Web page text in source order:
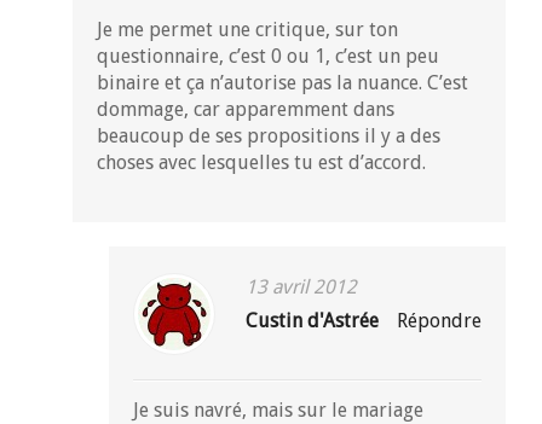
Je me permet une critique, sur ton
questionnaire, c’est 0 ou 1, c’est un peu
binaire et ça n’autorise pas la nuance. C’est
dommage, car apparemment dans
beaucoup de ses propositions il y a des
choses avec lesquelles tu est d’accord.
13 avril 2012
Custin d'Astrée
Répondre
Je suis navré, mais sur le mariage